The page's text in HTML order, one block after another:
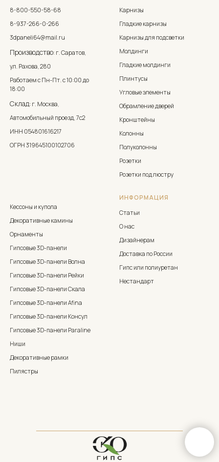
8-800-550-58-68
8-937-266-0-266
3dpaneli64@mail.ru
Производство: г. Саратов,
ул. Рахова, 280
Работаем с Пн-Пт. с 10:00 до
18:00
Склад: г. Москва,
Автомобильный проезд, 7с2
ИНН 054801616217
ОГРН 319645100102706
Карнизы
Гладкие карнизы
Карнизы для подсветки
Молдинги
Гладкие молдинги
Плинтусы
Угловые элементы
Обрамление дверей
Кронштейны
Колонны
Полуколонны
Розетки
Розетки под люстру
Кессоны и купола
Декоративные камины
Орнаменты
Гипсовые 3D-панели
Гипсовые 3D-панели Волна
Гипсовые 3D-панели Рейки
Гипсовые 3D-панели Скала
Гипсовые 3D-панели Afina
Гипсовые 3D-панели Консул
Гипсовые 3D-панели Paraline
Ниши
Декоративные рамки
Пилястры
ИНФОРМАЦИЯ
Статьи
О нас
Дизайнерам
Доставка по России
Гипс или полиуретан
Нестандарт